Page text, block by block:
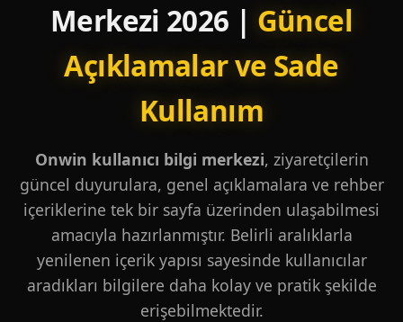
Merkezi 2026 | Güncel
Açıklamalar ve Sade
Kullanım
Onwin kullanıcı bilgi merkezi, ziyaretçilerin
güncel duyurulara, genel açıklamalara ve rehber
içeriklerine tek bir sayfa üzerinden ulaşabilmesi
amacıyla hazırlanmıştır. Belirli aralıklarla
yenilenen içerik yapısı sayesinde kullanıcılar
aradıkları bilgilere daha kolay ve pratik şekilde
erişebilmektedir.